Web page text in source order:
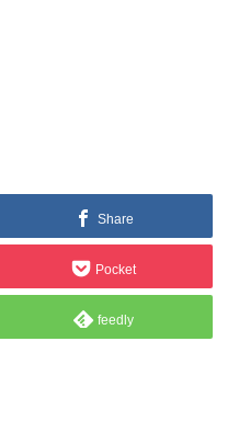
Share
Pocket
feedly